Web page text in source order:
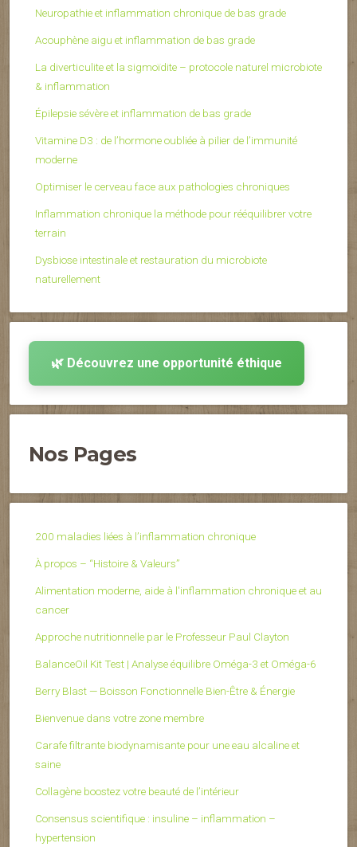
Neuropathie et inflammation chronique de bas grade
Acouphène aigu et inflammation de bas grade
La diverticulite et la sigmoïdite – protocole naturel microbiote
& inflammation
Épilepsie sévère et inflammation de bas grade
Vitamine D3 : de l’hormone oubliée à pilier de l’immunité
moderne
Optimiser le cerveau face aux pathologies chroniques
Inflammation chronique la méthode pour rééquilibrer votre
terrain
Dysbiose intestinale et restauration du microbiote
naturellement
🌿 Découvrez une opportunité éthique
Nos Pages
200 maladies liées à l’inflammation chronique
À propos – “Histoire & Valeurs”
Alimentation moderne, aide à l'inflammation chronique et au
cancer
Approche nutritionnelle par le Professeur Paul Clayton
BalanceOil Kit Test | Analyse équilibre Oméga-3 et Oméga-6
Berry Blast — Boisson Fonctionnelle Bien-Être & Énergie
Bienvenue dans votre zone membre
Carafe filtrante biodynamisante pour une eau alcaline et
saine
Collagène boostez votre beauté de l’intérieur
Consensus scientifique : insuline – inflammation –
hypertension